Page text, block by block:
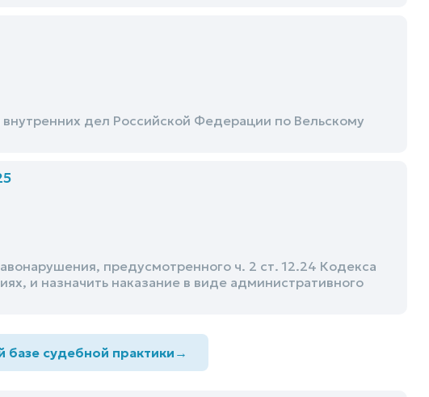
дел Российской Федерации по Вельскому
предусмотренного ч. 2 ст. 12.24 Кодекса
и назначить наказание в виде административного
судебной практики →